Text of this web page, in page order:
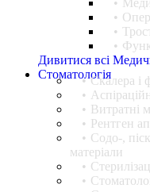
Дивитися всі
СтоматологіяCкалера і
Витратні
Рентген
Содо-,
матеріали